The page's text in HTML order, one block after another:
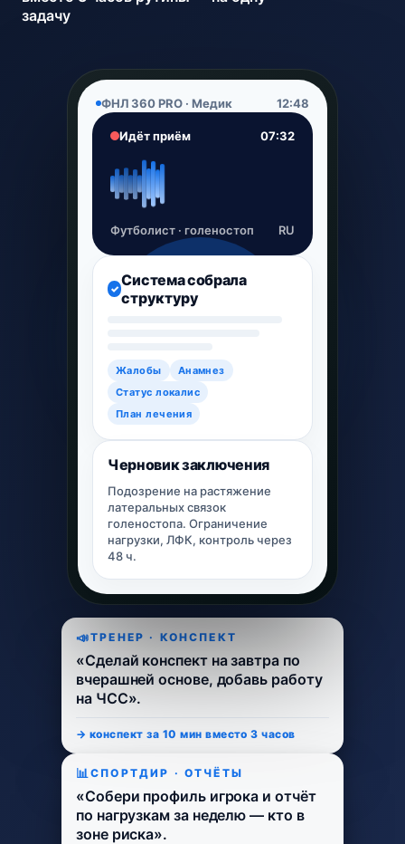
задачу
ФНЛ 360 PRO · Медик 12:48
Идёт приём 07:32
Футболист · голеностоп RU
✓ Система собрала
структуру
Жалобы
Анамнез
Статус локалис
План лечения
Черновик заключения
Подозрение на растяжение
латеральных связок
голеностопа. Ограничение
нагрузки, ЛФК, контроль через
48 ч.
ТРЕНЕР · КОНСПЕКТ
«Сделай конспект на завтра по
вчерашней основе, добавь работу
на ЧСС».
→ конспект за 10 мин вместо 3 часов
СПОРТДИР · ОТЧЁТЫ
«Собери профиль игрока и отчёт
по нагрузкам за неделю — кто в
зоне риска».